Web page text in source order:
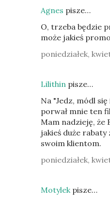
Agnes pisze…
O, trzeba będzie
może jakieś
poniedziałek,
Lilithin pisze…
Na "Jedz, módl
porwał mnie ten
Mam nadzieję, że
jakieś duże rabaty
swoim klientom.
poniedziałek,
Motylekpisze…